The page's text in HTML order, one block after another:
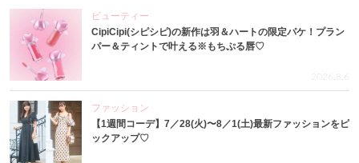
ビューティー
CipiCipi(シピシピ)の新作は羽＆ハートの限定パケ！プラン
パー＆ティントで叶える※もちぷる唇♡
2026.8.6
ファッション
【1週間コーデ】7／28(火)〜8／1(土)最新ファッションをピ
ックアップ♡